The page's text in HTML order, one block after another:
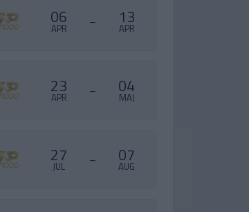
06
APR – 13
APR
23
APR – 04
MAJ
27
JUL – 07
AUG